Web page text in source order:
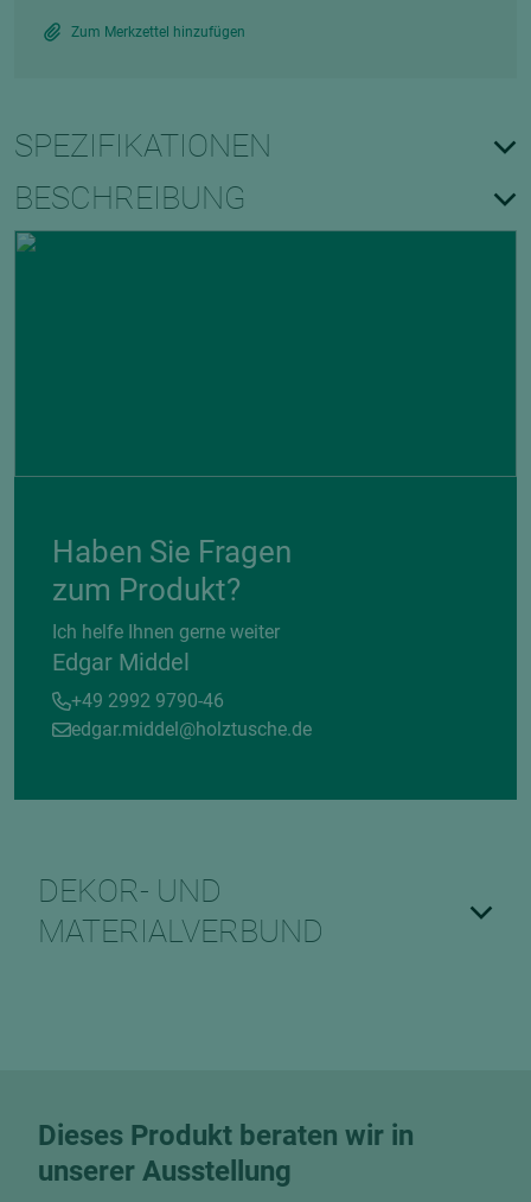
Zum Merkzettel hinzufügen
SPEZIFIKATIONEN
BESCHREIBUNG
Haben Sie Fragen
zum Produkt?
Ich helfe Ihnen gerne weiter
Edgar Middel
+49 2992 9790-46
edgar.middel@holztusche.de
DEKOR- UND
MATERIALVERBUND
Dieses Produkt beraten wir in
unserer Ausstellung